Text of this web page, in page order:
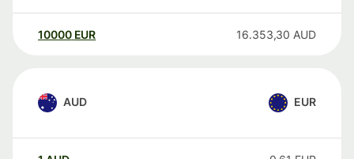
10000 EUR 16.353,30 AUD
AUD EUR